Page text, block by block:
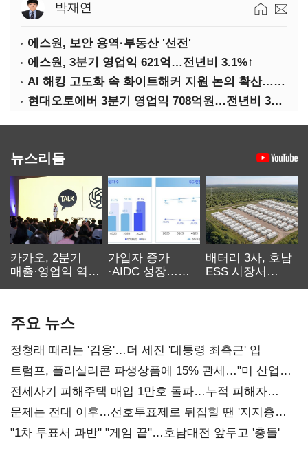
박재연
에스원, 보안 용역·부동산 '선전'
에스원, 3분기 영업익 621억…전년비 3.1%↑
AI 해킹 고도화 속 화이트해커 지원 논의 확산…'버그바운티' 재조명
현대오토에버 3분기 영업익 708억원…전년비 34.8%↑
뉴스리듬
카카오, 2분기
매출·영업익 역대
가입자 증가
·AIDC 성장…
배터리 3사, 호남
ESS 시장서
주요 뉴스
정청래 때리는 '김용'…더 세진 '대통령 최측근' 입
트럼프, 폴리실리콘 파생상품에 15% 관세…"미 산업
재건"
전세사기 피해주택 매입 1만호 돌파…누적 피해자
4만278명
문제는 전대 이후…선호투표제로 뒤집힐 땐 '지지층
불복'
"1차 투표서 과반" "게임 끝"…호남대전 앞두고 '충돌'